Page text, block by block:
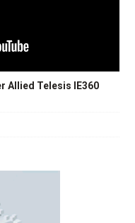
Allied Telesis IE360